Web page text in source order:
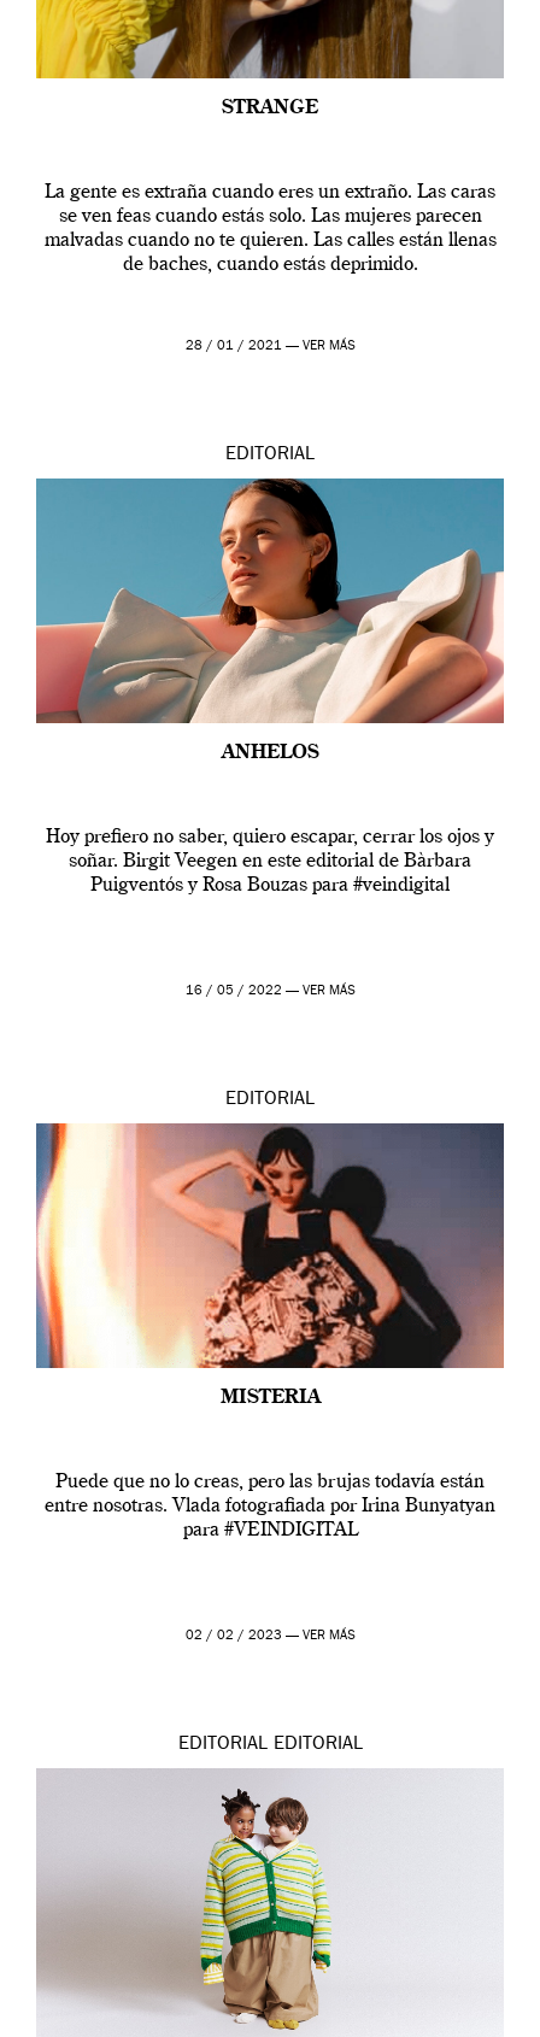
STRANGE
La gente es extraña cuando eres un extraño. Las caras
se ven feas cuando estás solo. Las mujeres parecen
malvadas cuando no te quieren. Las calles están llenas
de baches, cuando estás deprimido.
28 / 01 / 2021 — VER MÁS
EDITORIAL
ANHELOS
Hoy prefiero no saber, quiero escapar, cerrar los ojos y
soñar. Birgit Veegen en este editorial de Bàrbara
Puigventós y Rosa Bouzas para #veindigital
16 / 05 / 2022 — VER MÁS
EDITORIAL
MISTERIA
Puede que no lo creas, pero las brujas todavía están
entre nosotras. Vlada fotografiada por Irina Bunyatyan
para #VEINDIGITAL
02 / 02 / 2023 — VER MÁS
EDITORIAL EDITORIAL